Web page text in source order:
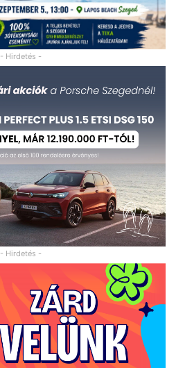
- Hirdetés -
- Hirdetés -